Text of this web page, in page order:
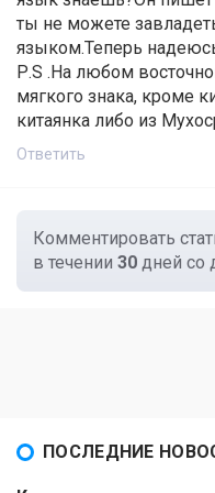
ты не можете
языком.Теперь
Р.S .На любом
мягкого знака, кроме
китаянка либо из
Ответить
Комментировать
в течении 30 дней со
ПОСЛЕДНИЕ